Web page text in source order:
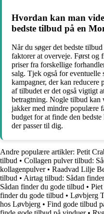
Hvordan kan man
bedste tilbud på en
Når du søger det bedste
faktorer at overveje. Først og
priser fra forskellige
salg. Tjek også for
kampagner, der kan reducere
af tilbudet er det også vigtigt
betragtning. Nogle tilbud
jakker med mindre populære
budget for at finde den
der passer til dig.
Andre populære artikler: Petit
tilbud • Collagen pulver tilbud:
kollagenpulver• Raadvad Lilje
tilbud • Airtag tilbud: Sådan
Sådan finder du gode tilbud •
finder du gode tilbud • Løvbjerg
hos Løvbjerg • Find gode tilbud